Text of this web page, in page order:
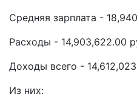
Средняя зарплата -
Расходы - 14,903,622.00
Доходы всего -
Из них: